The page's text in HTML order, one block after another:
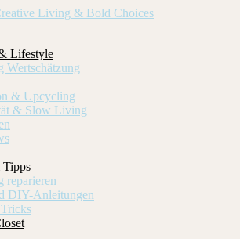
Lifestyle
Wertschätzung
& Upcycling
& Slow Living
reparieren
DIY-Anleitungen